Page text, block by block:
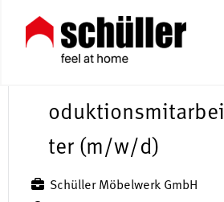
oduktionsmitarbei
ter (m/w/d)
Schüller Möbelwerk GmbH